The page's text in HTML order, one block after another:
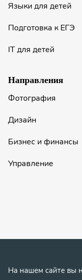
Языки для детей
Подготовка к ЕГЭ
IT для детей
Направления
Фотография
Дизайн
Бизнес и финансы
Управление
На нашем сайте вы